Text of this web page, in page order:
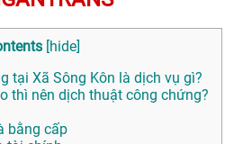
[hide]
tại Xã Sông Kôn là dịch vụ gì?
thì nên dịch thuật công chứng?
bằng cấp